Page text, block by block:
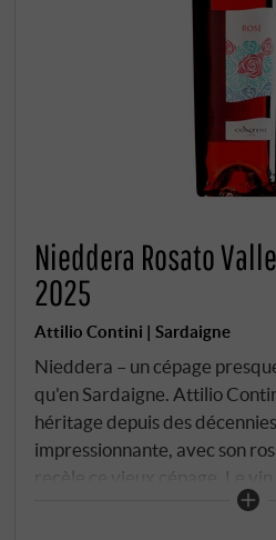
Nieddera Rosato
2025
Attilio Contini | Sardaigne
Nieddera – un cépage
qu'en Sardaigne. Attilio
héritage depuis des
impressionnante, avec son
recèle ce vieux cépage. Le
Valle del Tirso, non loin